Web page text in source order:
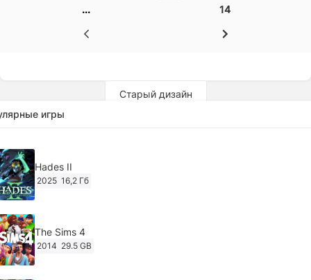
... 14
Старый дизайн
игры
Hades II
2025 16,2 Гб
The Sims 4
2014 29.5 GB